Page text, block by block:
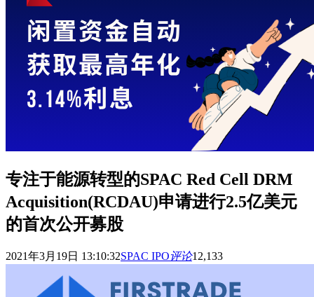
专注于能源转型的SPAC Red Cell DRM
Acquisition(RCDAU)申请进行2.5亿美元
的首次公开募股
2021年3月19日 13:10:32SPAC IPO评论12,133